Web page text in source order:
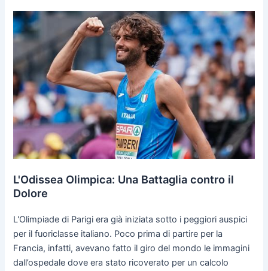
L'Odissea Olimpica: Una Battaglia contro il
Dolore
L'Olimpiade di Parigi era già iniziata sotto i peggiori auspici
per il fuoriclasse italiano. Poco prima di partire per la
Francia, infatti, avevano fatto il giro del mondo le immagini
dall’ospedale dove era stato ricoverato per un calcolo